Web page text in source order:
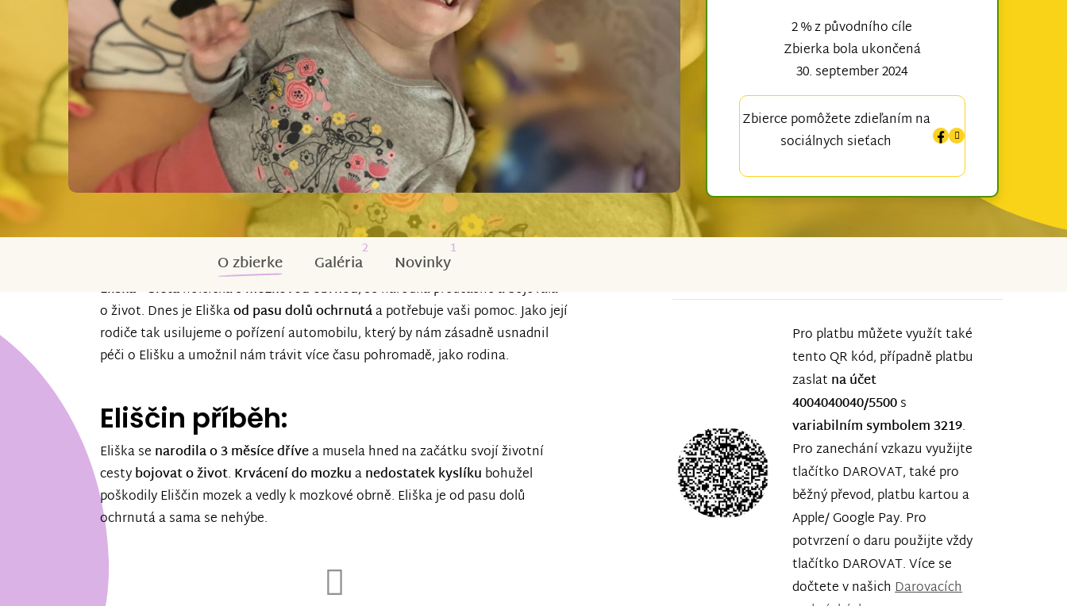
2 % z původního cíle
Zbierka bola ukončená
30. september 2024
Zbierce pomôžete zdieľaním na
sociálnych sieťach
O zbierke Galéria
2
Novinky
1
Eliška – 3letáholčička s mozkovou obrnou, se narodila předčasně a bojovala
o život. Dnes je Eliškaod pasu dolů ochrnutáa potřebuje vaši pomoc. Jako její
rodiče tak usilujeme o pořízení automobilu, který by nám zásadně usnadnil
péči o Elišku a umožnil nám trávit více času pohromadě, jako rodina.
Eliščin příběh:
Eliška se narodila o 3 měsíce dřívea musela hned na začátku svojí životní
cestybojovat o život. Krvácení do mozkuanedostatek kyslíku bohužel
poškodily Eliščin mozek a vedly k mozkové obrně. Eliška je od pasu dolů
ochrnutá a sama se nehýbe.
Pro platbu můžete využít také
tento QR kód, případně platbu
zaslat na účet
4004040040/5500s
variabilním symbolem 3219.
Pro zanechání vzkazu využijte
tlačítko DAROVAT, také pro
běžný převod, platbu kartou a
Apple/ Google Pay. Pro
potvrzení o daru použijte vždy
tlačítko DAROVAT. Více se
dočtete v našichDarovacích